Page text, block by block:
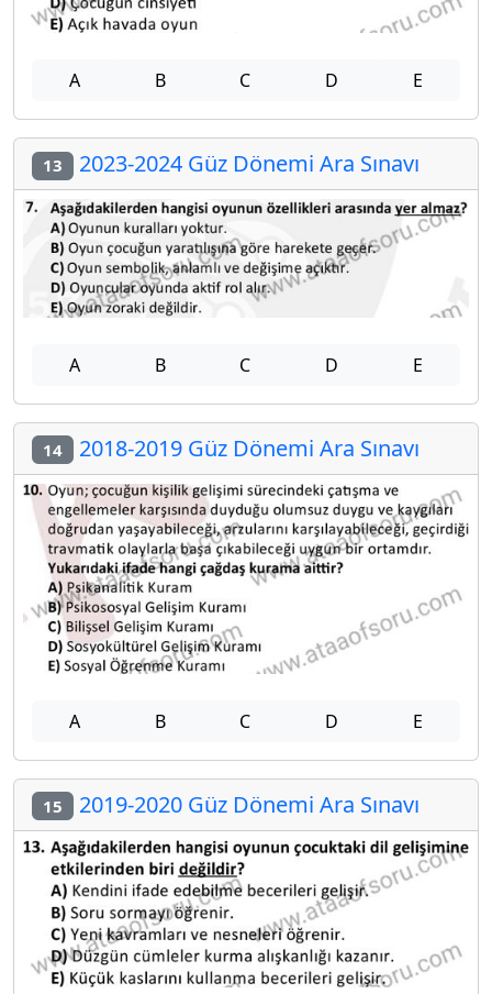
A B C D E
13 2023-2024 Güz Dönemi Ara Sınavı
A B C D E
14 2018-2019 Güz Dönemi Ara Sınavı
A B C D E
15 2019-2020 Güz Dönemi Ara Sınavı